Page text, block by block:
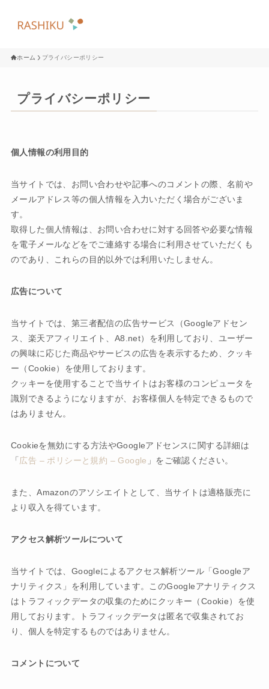
ホーム プライバシーポリシー
プライバシーポリシー
個人情報の利用目的
当サイトでは、お問い合わせや記事へのコメントの際、名前や
メールアドレス等の個人情報を入力いただく場合がございま
す。
取得した個人情報は、お問い合わせに対する回答や必要な情報
を電子メールなどをでご連絡する場合に利用させていただくも
のであり、これらの目的以外では利用いたしません。
広告について
当サイトでは、第三者配信の広告サービス（Googleアドセン
ス、楽天アフィリエイト、A8.net）を利用しており、ユーザー
の興味に応じた商品やサービスの広告を表示するため、クッキ
ー（Cookie）を使用しております。
クッキーを使用することで当サイトはお客様のコンピュータを
識別できるようになりますが、お客様個人を特定できるもので
はありません。
Cookieを無効にする方法やGoogleアドセンスに関する詳細は
「 広告 – ポリシーと規約 – Google 」をご確認ください。
また、Amazonのアソシエイトとして、当サイトは適格販売に
より収入を得ています。
アクセス解析ツールについて
当サイトでは、Googleによるアクセス解析ツール「Googleア
ナリティクス」を利用しています。このGoogleアナリティクス
はトラフィックデータの収集のためにクッキー（Cookie）を使
用しております。トラフィックデータは匿名で収集されてお
り、個人を特定するものではありません。
コメントについて